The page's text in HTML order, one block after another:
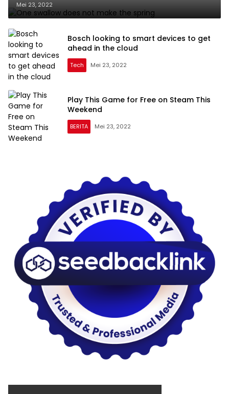
Mei 23, 2022
Bosch looking to smart devices to get
ahead in the cloud
Tech Mei 23, 2022
Play This Game for Free on Steam This
Weekend
BERITA Mei 23, 2022